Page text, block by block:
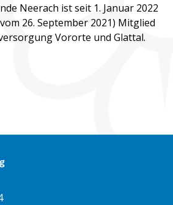
Neerach ist seit 1. Januar 2022
26. September 2021) Mitglied
Vororte und Glattal.